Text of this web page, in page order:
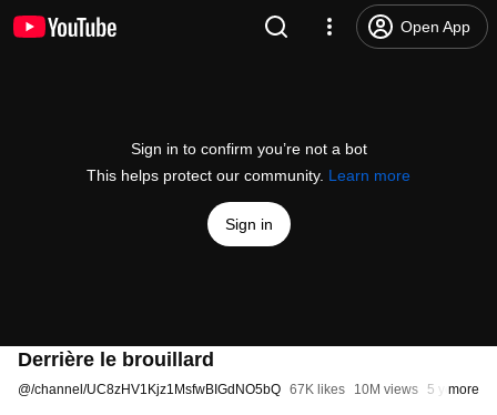
Open App
Sign in to confirm you’re not a bot
This helps protect our community. Learn more
Sign in
Derrière le brouillard
@/channel/UC8zHV1Kjz1MsfwBIGdNO5bQ 67K likes 10M views 5 years ago
more